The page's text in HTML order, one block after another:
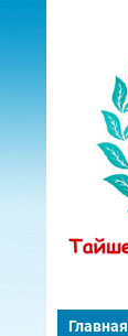
Главная